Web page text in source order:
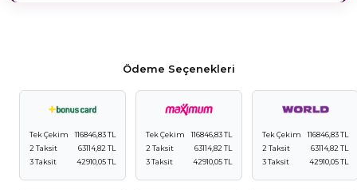
Ödeme Seçenekleri
Tek Çekim
116846,83 TL
2 Taksit
63114,82 TL
3 Taksit
42910,05 TL
Tek Çekim
116846,83 TL
2 Taksit
63114,82 TL
3 Taksit
42910,05 TL
Tek Çekim
116846,83 TL
2 Taksit
63114,82 TL
3 Taksit
42910,05 TL